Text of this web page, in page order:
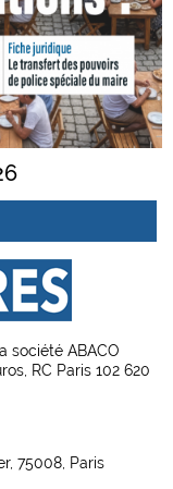
société ABACO
RC Paris 102 620
75008, Paris